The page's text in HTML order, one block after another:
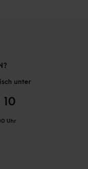
unter
10
Uhr